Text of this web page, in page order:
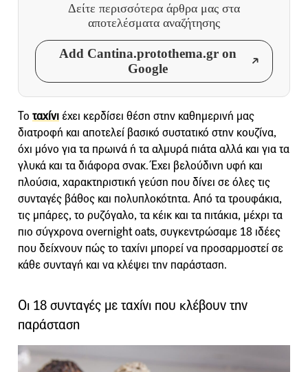
Δείτε περισσότερα άρθρα μας στα
αποτελέσματα αναζήτησης
Add Cantina.protothema.gr on
Google
Το ταχίνι έχει κερδίσει θέση στην καθημερινή μας
διατροφή και αποτελεί βασικό συστατικό στην κουζίνα,
όχι μόνο για τα πρωινά ή τα αλμυρά πιάτα αλλά και για τα
γλυκά και τα διάφορα σνακ. Έχει βελούδινη υφή και
πλούσια, χαρακτηριστική γεύση που δίνει σε όλες τις
συνταγές βάθος και πολυπλοκότητα. Από τα τρουφάκια,
τις μπάρες, το ρυζόγαλο, τα κέικ και τα πιτάκια, μέχρι τα
πιο σύγχρονα overnight oats, συγκεντρώσαμε 18 ιδέες
που δείχνουν πώς το ταχίνι μπορεί να προσαρμοστεί σε
κάθε συνταγή και να κλέψει την παράσταση.
Οι 18 συνταγές με ταχίνι που κλέβουν την
παράσταση